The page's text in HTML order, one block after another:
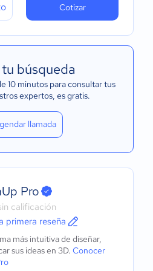
Cotizar
búsqueda
10 minutos para consultar tus
expertos, es gratis.
llamada
Pro
calificación
primera reseña
más intuitiva de diseñar,
sus ideas en 3D. Conocer